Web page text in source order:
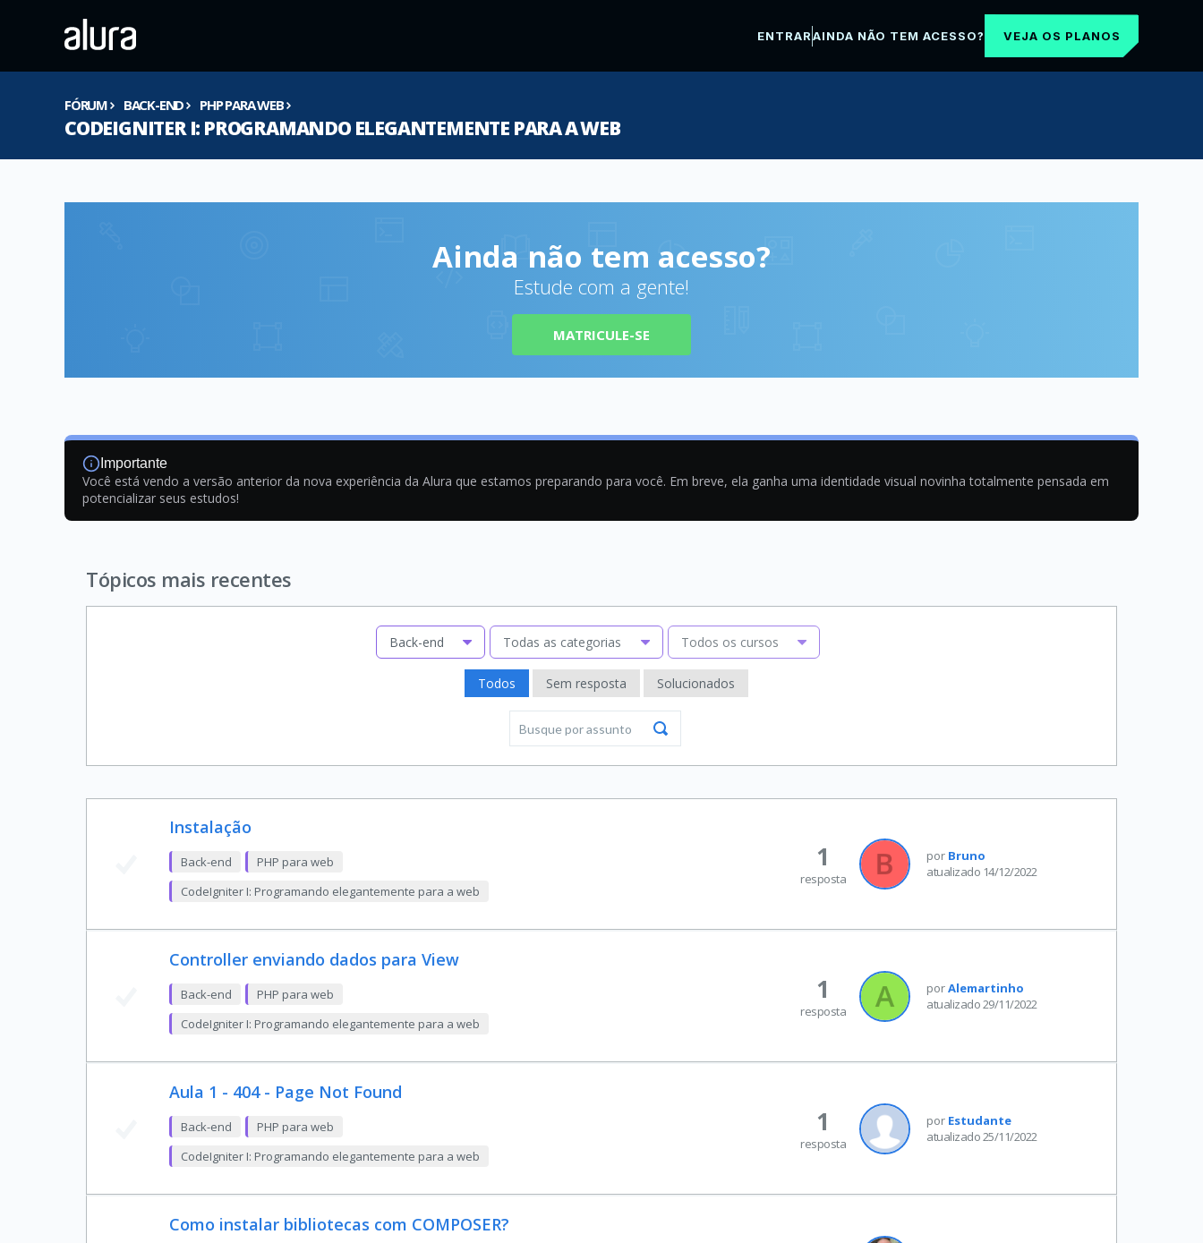
ENTRARAINDA NÃO TEM ACESSO? VEJA OS PLANOS
FÓRUM BACK-END PHP PARA WEB
CODEIGNITER I: PROGRAMANDO ELEGANTEMENTE PARA A WEB
Ainda não tem acesso?
Estude com a gente!
MATRICULE-SE
Importante
Você está vendo a versão anterior da nova experiência da Alura que estamos preparando para você. Em breve, ela ganha uma identidade visual novinha totalmente pensada em
potencializar seus estudos!
Tópicos mais recentes
Back-end Todas as categorias Todos os cursos
Todos Sem resposta Solucionados
Instalação
Back-end
PHP para web
CodeIgniter I: Programando elegantemente para a web
por Bruno
atualizado 14/12/2022
1
resposta
Controller enviando dados para View
Back-end
PHP para web
CodeIgniter I: Programando elegantemente para a web
porAlemartinho
atualizado 29/11/2022
1
resposta
Aula 1 - 404 - Page Not Found
Back-end
PHP para web
CodeIgniter I: Programando elegantemente para a web
por Estudante
atualizado 25/11/2022
1
resposta
Como instalar bibliotecas com COMPOSER?